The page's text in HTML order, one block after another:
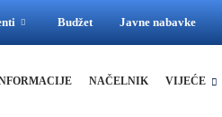
Budžet Javne nabavke
NAČELNIK VIJEĆE